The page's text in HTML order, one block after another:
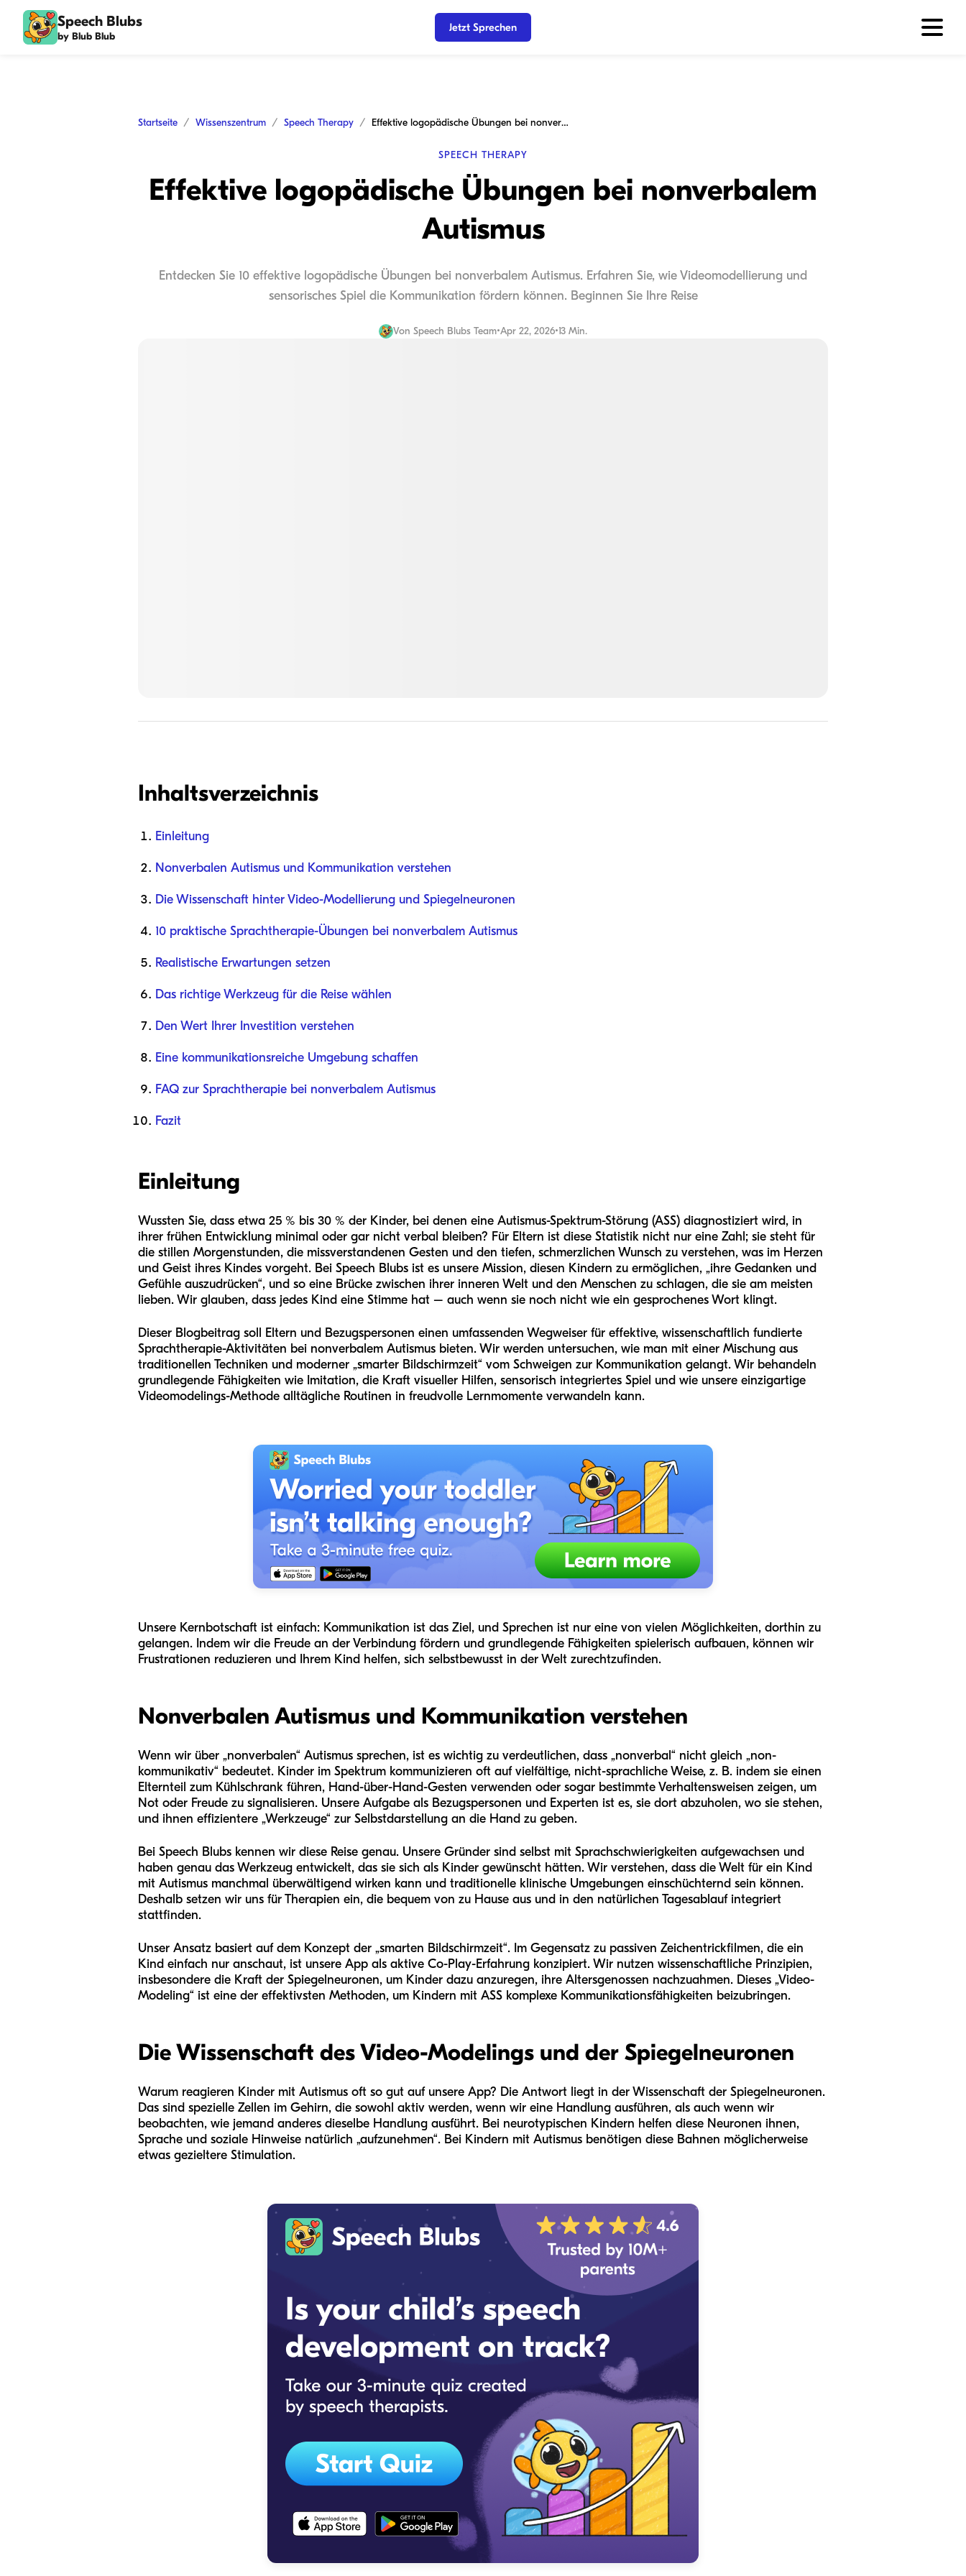
Speech Blubs
by Blub Blub
Jetzt Sprechen
Startseite Wissenszentrum Speech Therapy Effektive logopädische Übungen bei nonverbalem Autismus
SPEECH THERAPY
Effektive logopädische Übungen bei nonverbalem
Autismus
Entdecken Sie 10 effektive logopädische Übungen bei nonverbalem Autismus. Erfahren Sie, wie Videomodellierung und
sensorisches Spiel die Kommunikation fördern können. Beginnen Sie Ihre Reise
Von Speech Blubs Team•Apr 22, 2026•13 Min.
Inhaltsverzeichnis
Einleitung
Nonverbalen Autismus und Kommunikation verstehen
Die Wissenschaft hinter Video-Modellierung und Spiegelneuronen
10 praktische Sprachtherapie-Übungen bei nonverbalem Autismus
Realistische Erwartungen setzen
Das richtige Werkzeug für die Reise wählen
Den Wert Ihrer Investition verstehen
Eine kommunikationsreiche Umgebung schaffen
FAQ zur Sprachtherapie bei nonverbalem Autismus
Fazit
Einleitung
Wussten Sie, dass etwa 25 % bis 30 % der Kinder, bei denen eine Autismus-Spektrum-Störung (ASS) diagnostiziert wird, in
ihrer frühen Entwicklung minimal oder gar nicht verbal bleiben? Für Eltern ist diese Statistik nicht nur eine Zahl; sie steht für
die stillen Morgenstunden, die missverstandenen Gesten und den tiefen, schmerzlichen Wunsch zu verstehen, was im Herzen
und Geist ihres Kindes vorgeht. Bei Speech Blubs ist es unsere Mission, diesen Kindern zu ermöglichen, „ihre Gedanken und
Gefühle auszudrücken“, und so eine Brücke zwischen ihrer inneren Welt und den Menschen zu schlagen, die sie am meisten
lieben. Wir glauben, dass jedes Kind eine Stimme hat – auch wenn sie noch nicht wie ein gesprochenes Wort klingt.
Dieser Blogbeitrag soll Eltern und Bezugspersonen einen umfassenden Wegweiser für effektive, wissenschaftlich fundierte
Sprachtherapie-Aktivitäten bei nonverbalem Autismus bieten. Wir werden untersuchen, wie man mit einer Mischung aus
traditionellen Techniken und moderner „smarter Bildschirmzeit“ vom Schweigen zur Kommunikation gelangt. Wir behandeln
grundlegende Fähigkeiten wie Imitation, die Kraft visueller Hilfen, sensorisch integriertes Spiel und wie unsere einzigartige
Videomodelings-Methode alltägliche Routinen in freudvolle Lernmomente verwandeln kann.
Unsere Kernbotschaft ist einfach: Kommunikation ist das Ziel, und Sprechen ist nur eine von vielen Möglichkeiten, dorthin zu
gelangen. Indem wir die Freude an der Verbindung fördern und grundlegende Fähigkeiten spielerisch aufbauen, können wir
Frustrationen reduzieren und Ihrem Kind helfen, sich selbstbewusst in der Welt zurechtzufinden.
Nonverbalen Autismus und Kommunikation verstehen
Wenn wir über „nonverbalen“ Autismus sprechen, ist es wichtig zu verdeutlichen, dass „nonverbal“ nicht gleich „non-
kommunikativ“ bedeutet. Kinder im Spektrum kommunizieren oft auf vielfältige, nicht-sprachliche Weise, z. B. indem sie einen
Elternteil zum Kühlschrank führen, Hand-über-Hand-Gesten verwenden oder sogar bestimmte Verhaltensweisen zeigen, um
Not oder Freude zu signalisieren. Unsere Aufgabe als Bezugspersonen und Experten ist es, sie dort abzuholen, wo sie stehen,
und ihnen effizientere „Werkzeuge“ zur Selbstdarstellung an die Hand zu geben.
Bei Speech Blubs kennen wir diese Reise genau. Unsere Gründer sind selbst mit Sprachschwierigkeiten aufgewachsen und
haben genau das Werkzeug entwickelt, das sie sich als Kinder gewünscht hätten. Wir verstehen, dass die Welt für ein Kind
mit Autismus manchmal überwältigend wirken kann und traditionelle klinische Umgebungen einschüchternd sein können.
Deshalb setzen wir uns für Therapien ein, die bequem von zu Hause aus und in den natürlichen Tagesablauf integriert
stattfinden.
Unser Ansatz basiert auf dem Konzept der „smarten Bildschirmzeit“. Im Gegensatz zu passiven Zeichentrickfilmen, die ein
Kind einfach nur anschaut, ist unsere App als aktive Co-Play-Erfahrung konzipiert. Wir nutzen wissenschaftliche Prinzipien,
insbesondere die Kraft der Spiegelneuronen, um Kinder dazu anzuregen, ihre Altersgenossen nachzuahmen. Dieses „Video-
Modeling“ ist eine der effektivsten Methoden, um Kindern mit ASS komplexe Kommunikationsfähigkeiten beizubringen.
Die Wissenschaft des Video-Modelings und der Spiegelneuronen
Warum reagieren Kinder mit Autismus oft so gut auf unsere App? Die Antwort liegt in der Wissenschaft der Spiegelneuronen.
Das sind spezielle Zellen im Gehirn, die sowohl aktiv werden, wenn wir eine Handlung ausführen, als auch wenn wir
beobachten, wie jemand anderes dieselbe Handlung ausführt. Bei neurotypischen Kindern helfen diese Neuronen ihnen,
Sprache und soziale Hinweise natürlich „aufzunehmen“. Bei Kindern mit Autismus benötigen diese Bahnen möglicherweise
etwas gezieltere Stimulation.